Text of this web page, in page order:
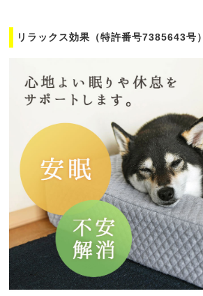
リラックス効果（特許番号7385643号）